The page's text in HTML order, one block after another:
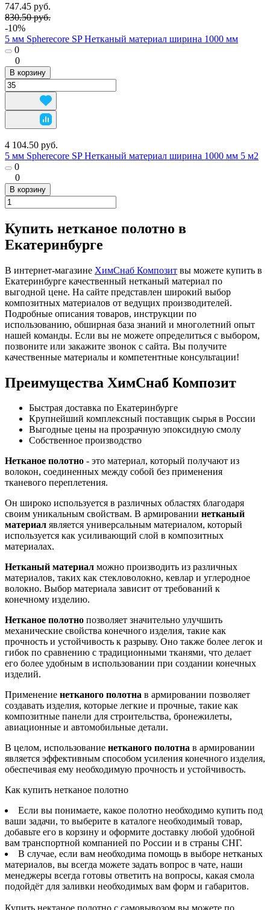
747.45 руб.
830.50 руб.
-10%
5 мм Spherecore SP Нетканый материал ширина 1000 мм
0
0
В корзину
4 104.50 руб.
5 мм Spherecore SP Нетканый материал ширина 1000 мм 5 м2
0
0
В корзину
Купить нетканое полотно в
Екатеринбурге
В интернет-магазине ХимСнаб Композит вы можете купить в
Екатеринбурге качественный нетканый материал по
выгодной цене. На сайте представлен широкий выбор
композитных материалов от ведущих производителей.
Подробные описания товаров, инструкции по
использованию, обширная база знаний и многолетний опыт
нашей команды. Если вы не можете определиться с выбором,
позвоните или закажите звонок с сайта. Вы получите
качественные материалы и компетентные консультации!
Преимущества ХимСнаб Композит
Быстрая доставка по Екатеринбурге
Крупнейший комплексный поставщик сырья в России
Выгодные цены на прозрачную эпоксидную смолу
Собственное производство
Нетканое полотно - это материал, который получают из
волокон, соединенных между собой без применения
тканевого переплетения.
Он широко используется в различных областях благодаря
своим уникальным свойствам. В армировании нетканый
материал является универсальным материалом, который
используется как усиливающий слой в композитных
материалах.
Нетканый материал можно производить из различных
материалов, таких как стекловолокно, кевлар и углеродное
волокно. Выбор материала зависит от требований к
конечному изделию.
Нетканое полотно позволяет значительно улучшить
механические свойства конечного изделия, такие как
прочность и устойчивость к разрыву. Оно также более легок и
гибок по сравнению с традиционными тканями, что делает
его более удобным в использовании при создании конечных
изделий.
Применение нетканого полотна в армировании позволяет
создавать изделия, которые легкие и прочные, такие как
композитные панели для строительства, бронежилеты,
авиационные и автомобильные детали.
В целом, использование нетканого полотна в армировании
является эффективным способом усиления конечного изделия,
обеспечивая ему необходимую прочность и устойчивость.
Как купить нетканое полотно
Если вы понимаете, какое полотно необходимо купить под
ваши задачи, то выберите в каталоге необходимый товар,
добавьте его в корзину и оформите доставку любой удобной
вам транспортной компанией по России и в страны СНГ.
В случае, если вам необходима помощь в выборе нетканых
материалов, вы всегда можете задать вопрос в чате, наши
менеджеры всегда готовы ответить на вопросы, какая смола
подойдёт для заливки необходимых вам форм и габаритов.